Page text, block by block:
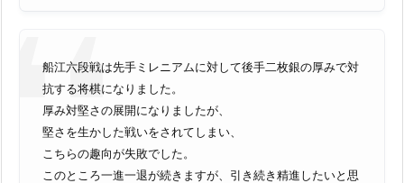
船江六段戦は先手ミレニアムに対して後手二枚銀の厚みで対
抗する将棋になりました。
厚み対堅さの展開になりましたが、
堅さを生かした戦いをされてしまい、
こちらの趣向が失敗でした。
このところ一進一退が続きますが、引き続き精進したいと思